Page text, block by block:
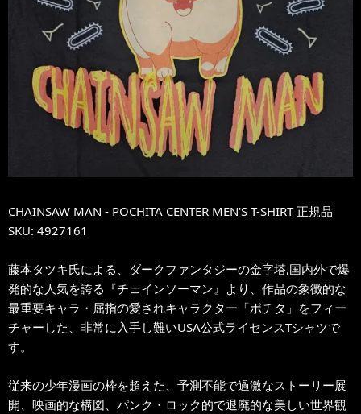
CHAINSAW MAN - POCHITA CENTER MEN'S T-SHIRT 正規品
SKU: 4927161
藤本タツキ氏による、ダークファンタジーの金字塔,国内外で爆
発的な人気を誇る『チェインソーマン』より、作品の象徴的な
最重要キャラ・屈指の愛されキャラクター「ポチタ」をフィー
チャーした、非常に入手し難いUSA公式ライセンスTシャツで
す。
従来の少年漫画の枠を超えた、予測不能で過激なストーリー展
開、映画的な構図、パンク・ロック的で退廃的な美しい世界観